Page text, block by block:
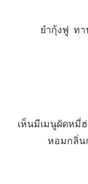
ยำกุ้งฟู ทา
เห็นมีเมนูผัดหมี่
หอมกลิ่น